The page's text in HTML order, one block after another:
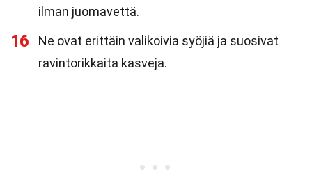
ilman juomavettä.
16
Ne ovat erittäin valikoivia syöjiä ja suosivat
ravintorikkaita kasveja.